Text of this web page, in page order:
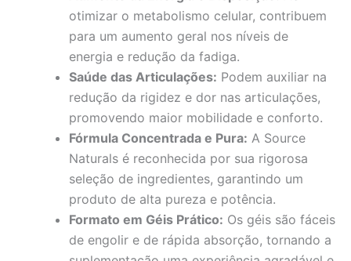
otimizar o metabolismo celular, contribuem
para um aumento geral nos níveis de
energia e redução da fadiga.
Saúde das Articulações: Podem auxiliar na
redução da rigidez e dor nas articulações,
promovendo maior mobilidade e conforto.
Fórmula Concentrada e Pura: A Source
Naturals é reconhecida por sua rigorosa
seleção de ingredientes, garantindo um
produto de alta pureza e potência.
Formato em Géis Prático: Os géis são fáceis
de engolir e de rápida absorção, tornando a